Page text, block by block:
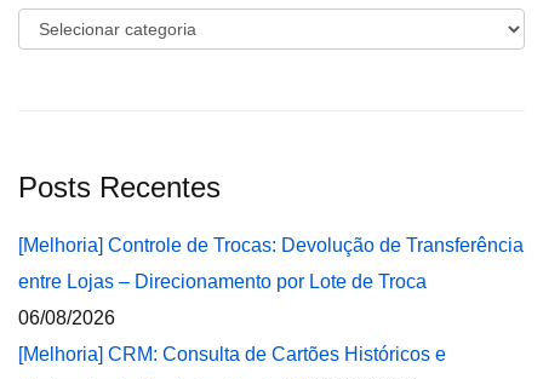
Categorias
Posts Recentes
[Melhoria] Controle de Trocas: Devolução de Transferência
entre Lojas – Direcionamento por Lote de Troca
06/08/2026
[Melhoria] CRM: Consulta de Cartões Históricos e